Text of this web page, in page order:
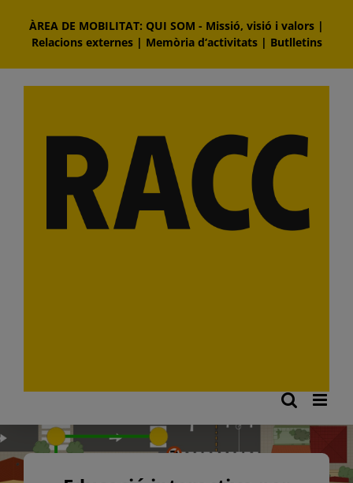
content
ÀREA DE MOBILITAT: QUI SOM - Missió, visió i valors |
Relacions externes| Memòria d‘activitats| Butlletins